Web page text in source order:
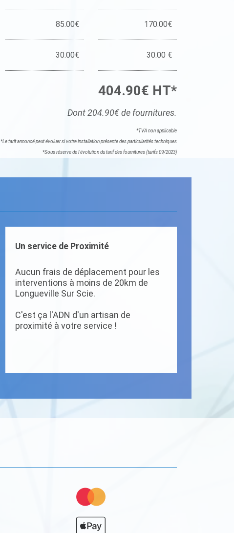
85.00€ 170.00€
30.00€ 30.00 €
404.90€ HT*
Dont 204.90€ de fournitures.
*TVA non applicable
*Le tarif annoncé peut évoluer si votre installation présente des particularités techniques
*Sous réserve de l'évolution du tarif des fournitures (tarifs 09/2023)
Un service de Proximité
Aucun frais de déplacement pour les
interventions à moins de 20km de
Longueville Sur Scie.
C'est ça l'ADN d'un artisan de
proximité à votre service !